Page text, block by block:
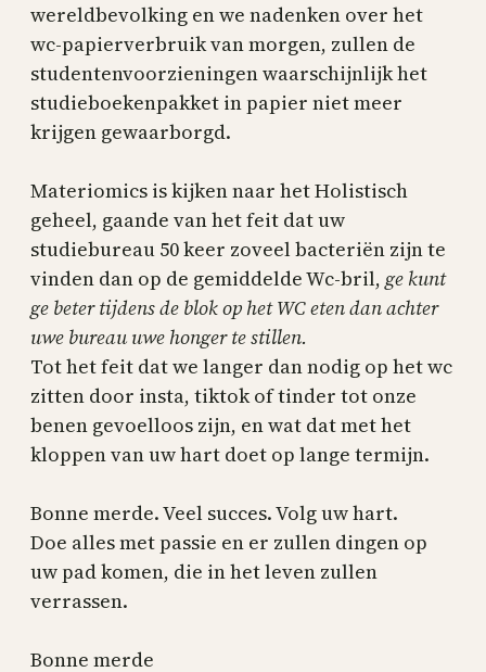
wereldbevolking en we nadenken over het
wc-papierverbruik van morgen, zullen de
studentenvoorzieningen waarschijnlijk het
studieboekenpakket in papier niet meer
krijgen gewaarborgd.
Materiomics is kijken naar het Holistisch
geheel, gaande van het feit dat uw
studiebureau 50 keer zoveel bacteriën zijn te
vinden dan op de gemiddelde Wc-bril, ge kunt
ge beter tijdens de blok op het WC eten dan achter
uwe bureau uwe honger te stillen.
Tot het feit dat we langer dan nodig op het wc
zitten door insta, tiktok of tinder tot onze
benen gevoelloos zijn, en wat dat met het
kloppen van uw hart doet op lange termijn.
Bonne merde. Veel succes. Volg uw hart.
Doe alles met passie en er zullen dingen op
uw pad komen, die in het leven zullen
verrassen.
Bonne merde